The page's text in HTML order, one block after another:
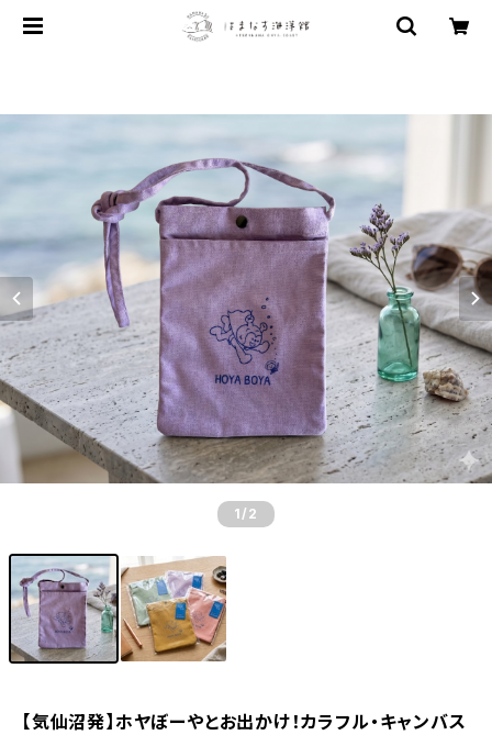
1 /2
【気仙沼発】ホヤぼーやとお出かけ！カラフル・キャンバス